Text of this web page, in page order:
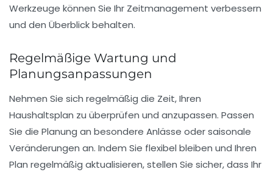
Werkzeuge können Sie Ihr Zeitmanagement verbessern
und den Überblick behalten.
Regelmäßige Wartung und
Planungsanpassungen
Nehmen Sie sich regelmäßig die Zeit, Ihren
Haushaltsplan zu überprüfen und anzupassen. Passen
Sie die Planung an besondere Anlässe oder saisonale
Veränderungen an. Indem Sie flexibel bleiben und Ihren
Plan regelmäßig aktualisieren, stellen Sie sicher, dass Ihr